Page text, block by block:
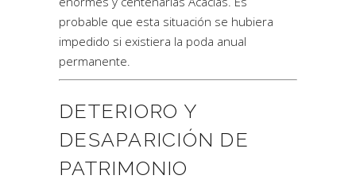
probable que esta situación se hubiera
impedido si existiera la poda anual
permanente.
DETERIORO Y
DESAPARICIÓN DE
PATRIMONIO